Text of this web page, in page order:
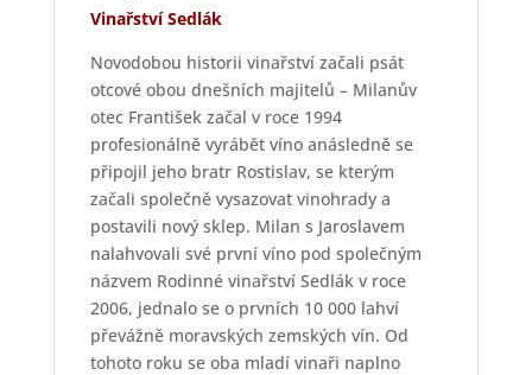
Vinařství Sedlák
Novodobou historii vinařství začali psát
otcové obou dnešních majitelů – Milanův
otec František začal v roce 1994
profesionálně vyrábět víno anásledně se
připojil jeho bratr Rostislav, se kterým
začali společně vysazovat vinohrady a
postavili nový sklep. Milan s Jaroslavem
nalahvovali své první víno pod společným
názvem Rodinné vinařství Sedlák v roce
2006, jednalo se o prvních 10 000 lahví
převážně moravských zemských vín. Od
tohoto roku se oba mladí vinaři naplno